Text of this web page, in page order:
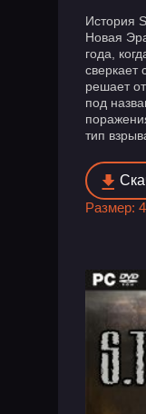
История
Новая
года,
сверкает
решает
под
тип
Размер: